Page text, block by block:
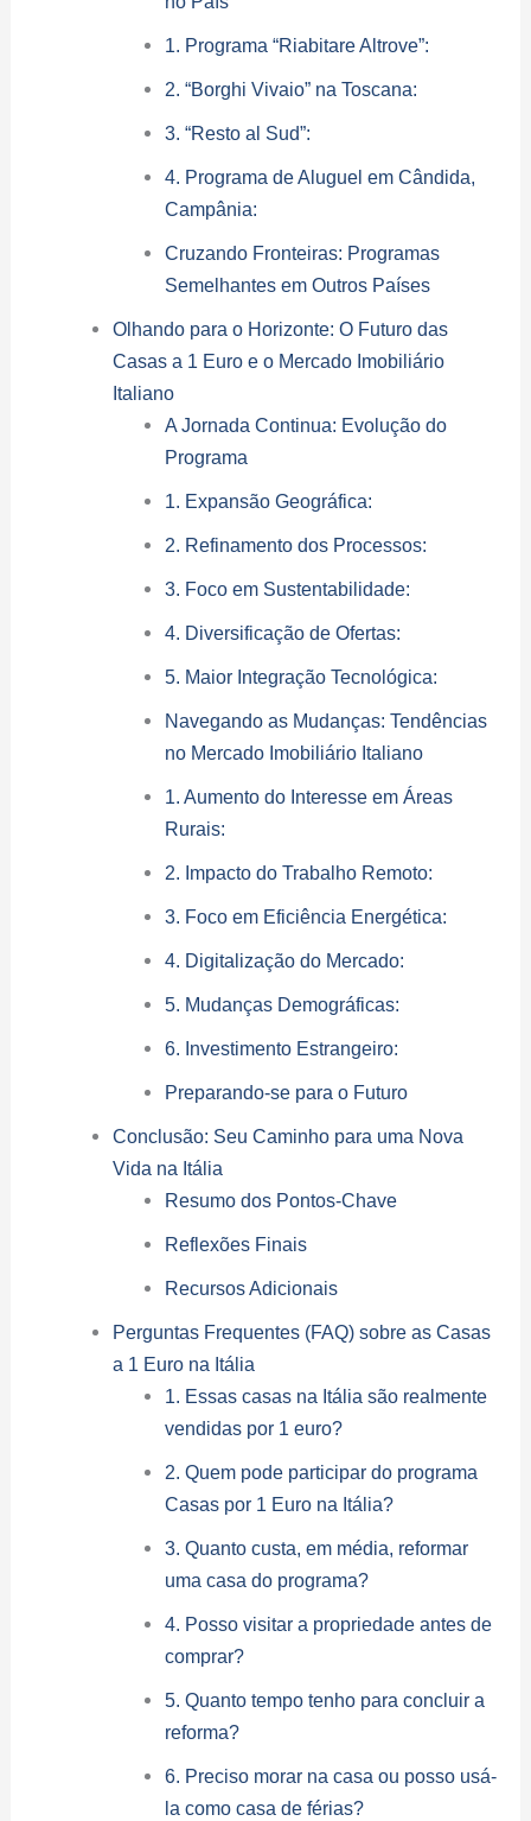
1. Programa “Riabitare Altrove”:
2. “Borghi Vivaio” na Toscana:
3. “Resto al Sud”:
4. Programa de Aluguel em Cândida,
Campânia:
Cruzando Fronteiras: Programas
Semelhantes em Outros Países
Olhando para o Horizonte: O Futuro das
Casas a 1 Euro e o Mercado Imobiliário
Italiano
A Jornada Continua: Evolução do
Programa
1. Expansão Geográfica:
2. Refinamento dos Processos:
3. Foco em Sustentabilidade:
4. Diversificação de Ofertas:
5. Maior Integração Tecnológica:
Navegando as Mudanças: Tendências
no Mercado Imobiliário Italiano
1. Aumento do Interesse em Áreas
Rurais:
2. Impacto do Trabalho Remoto:
3. Foco em Eficiência Energética:
4. Digitalização do Mercado:
5. Mudanças Demográficas:
6. Investimento Estrangeiro:
Preparando-se para o Futuro
Conclusão: Seu Caminho para uma Nova
Vida na Itália
Resumo dos Pontos-Chave
Reflexões Finais
Recursos Adicionais
Perguntas Frequentes (FAQ) sobre as Casas
a 1 Euro na Itália
1. Essas casas na Itália são realmente
vendidas por 1 euro?
2. Quem pode participar do programa
Casas por 1 Euro na Itália?
3. Quanto custa, em média, reformar
uma casa do programa?
4. Posso visitar a propriedade antes de
comprar?
5. Quanto tempo tenho para concluir a
reforma?
6. Preciso morar na casa ou posso usá-
la como casa de férias?